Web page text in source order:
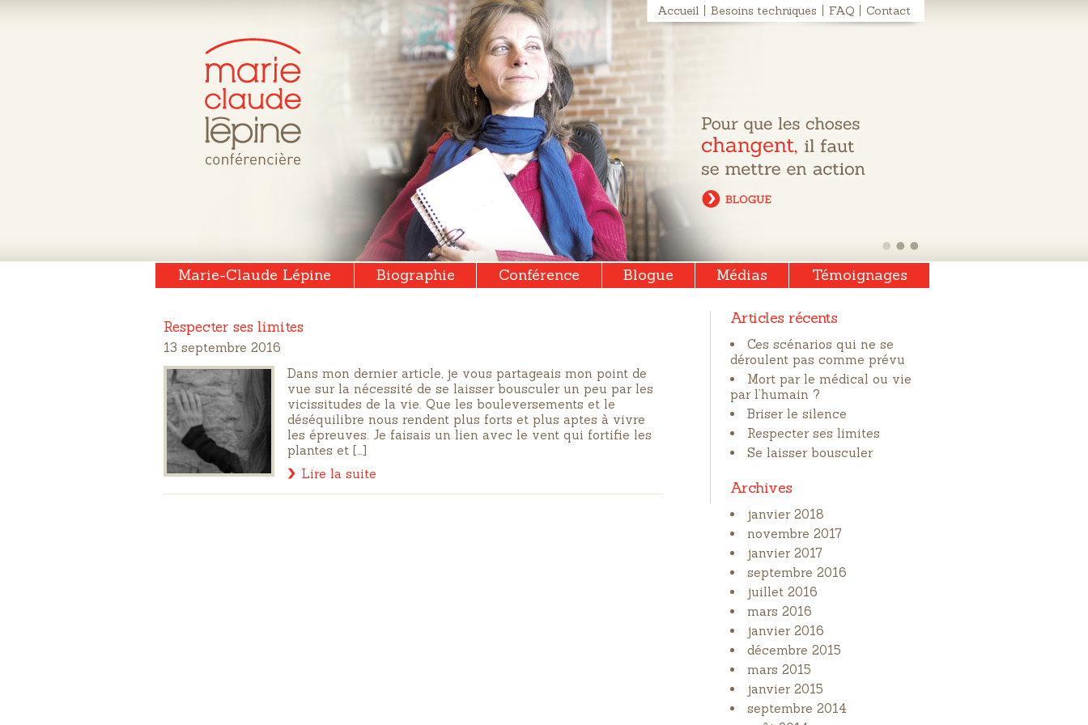
Accueil Besoins techniques FAQ Contact
Marie-Claude Lépine Biographie Conférence Blogue Médias Témoignages
Respecter ses limites
13 septembre 2016
Dans mon dernier article, je vous partageais mon point de
vue sur la nécessité de se laisser bousculer un peu par les
vicissitudes de la vie. Que les bouleversements et le
déséquilibre nous rendent plus forts et plus aptes à vivre
les épreuves. Je faisais un lien avec le vent qui fortifie les
plantes et […]
Lire la suite
Articles récents
Ces scénarios qui ne se
déroulent pas comme prévu
Mort par le médical ou vie
par l’humain ?
Briser le silence
Respecter ses limites
Se laisser bousculer
Archives
janvier 2018
novembre 2017
janvier 2017
septembre 2016
juillet 2016
mars 2016
janvier 2016
décembre 2015
mars 2015
janvier 2015
septembre 2014